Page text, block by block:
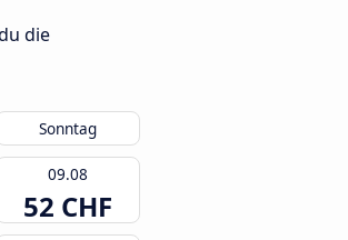
die
Sonntag
09.08
52 CHF